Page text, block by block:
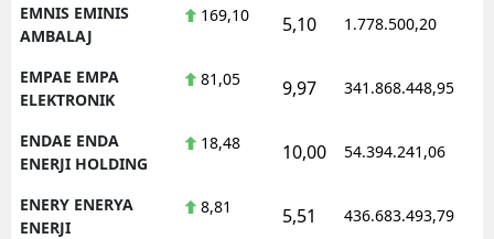
EMNIS EMINIS
AMBALAJ
169,10 5,10 1.778.500,20
EMPAE EMPA
ELEKTRONIK
81,05 9,97 341.868.448,95
ENDAE ENDA
ENERJI HOLDING
18,48 10,00 54.394.241,06
ENERY ENERYA
ENERJI
8,81 5,51 436.683.493,79